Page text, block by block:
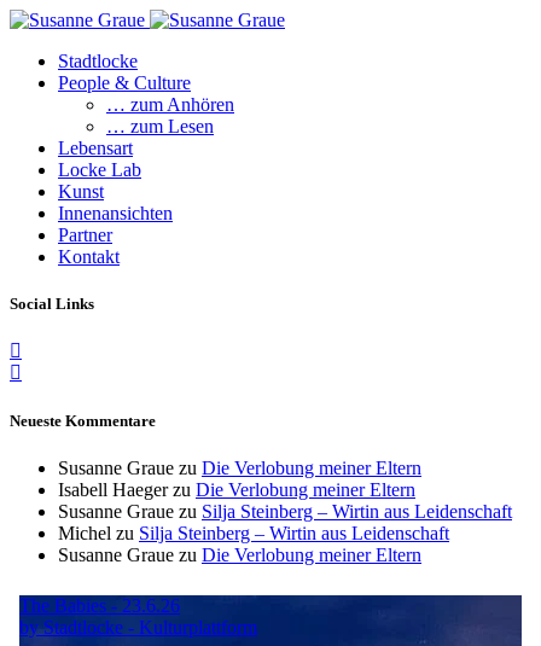
Stadtlocke
People & Culture
… zum Anhören
… zum Lesen
Lebensart
Locke Lab
Kunst
Innenansichten
Partner
Kontakt
Social Links
Neueste Kommentare
Susanne Graue zu Die Verlobung meiner Eltern
Isabell Haegerzu Die Verlobung meiner Eltern
Susanne Graue zu Silja Steinberg – Wirtin aus Leidenschaft
Michel zu Silja Steinberg – Wirtin aus Leidenschaft
Susanne Graue zu Die Verlobung meiner Eltern